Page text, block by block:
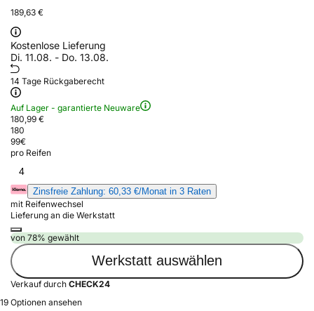
189,63 €
Kostenlose Lieferung
Di. 11.08. - Do. 13.08.
14 Tage Rückgaberecht
Auf Lager - garantierte Neuware
180,99 €
180
99€
pro Reifen
4
Zinsfreie Zahlung: 60,33 €/Monat in 3 Raten
mit Reifenwechsel
Lieferung an die Werkstatt
von 78% gewählt
Werkstatt auswählen
Verkauf durch CHECK24
19 Optionen ansehen